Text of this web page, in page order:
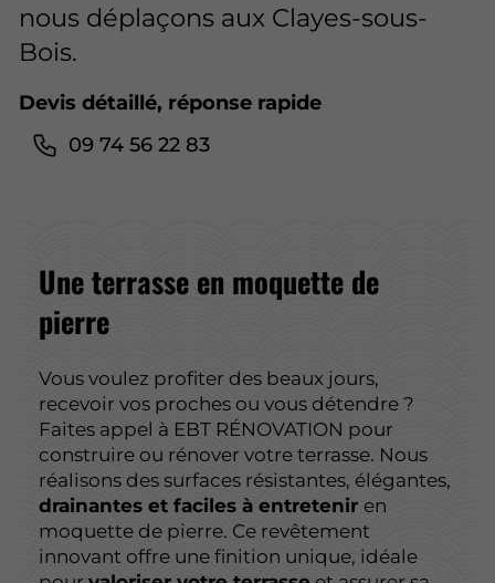
nous déplaçons aux Clayes-sous-
Bois.
Devis détaillé, réponse rapide
09 74 56 22 83
Une terrasse en moquette de
pierre
Vous voulez profiter des beaux jours,
recevoir vos proches ou vous détendre ?
Faites appel à EBT RÉNOVATION pour
construire ou rénover votre terrasse. Nous
réalisons des surfaces résistantes, élégantes,
drainantes et faciles à entretenir en
moquette de pierre. Ce revêtement
innovant offre une finition unique, idéale